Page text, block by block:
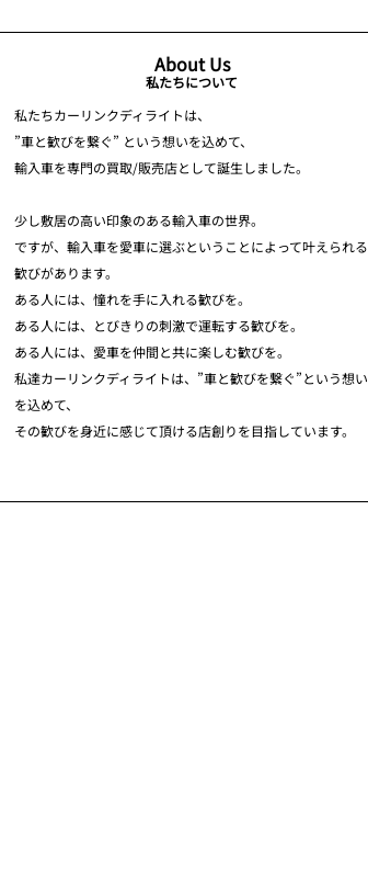
About Us
私たちについて
私たちカーリンクディライトは、
”車と歓びを繋ぐ” という想いを込めて、
輸入車を専門の買取/販売店として誕生しました。
少し敷居の高い印象のある輸入車の世界。
ですが、輸入車を愛車に選ぶということによって叶えられる
歓びがあります。
ある人には、憧れを手に入れる歓びを。
ある人には、とびきりの刺激で運転する歓びを。
ある人には、愛車を仲間と共に楽しむ歓びを。
私達カーリンクディライトは、”車と歓びを繋ぐ”という想い
を込めて、
その歓びを身近に感じて頂ける店創りを目指しています。